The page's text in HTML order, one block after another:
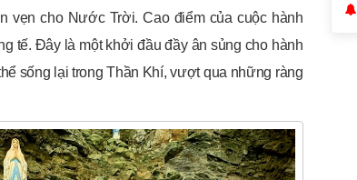
vẹn cho Nước Trời. Cao điểm của cuộc hành
tế. Đây là một khởi đầu đầy ân sủng cho hành
sống lại trong Thần Khí, vượt qua những ràng